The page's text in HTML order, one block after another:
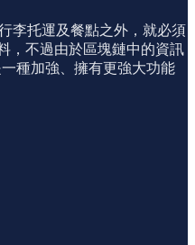
李托運及餐點之外，就必須
，不過由於區塊鏈中的資訊
種加強、擁有更強大功能